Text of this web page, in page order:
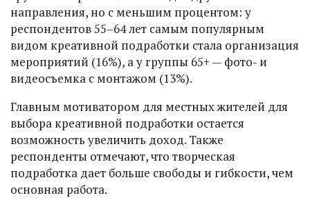
направления, но с меньшим процентом: у
респондентов 55–64 лет самым популярным
видом креативной подработки стала организация
мероприятий (16%), а у группы 65+ — фото- и
видеосъемка с монтажом (13%).
Главным мотиватором для местных жителей для
выбора креативной подработки остается
возможность увеличить доход. Также
респонденты отмечают, что творческая
подработка дает больше свободы и гибкости, чем
основная работа.